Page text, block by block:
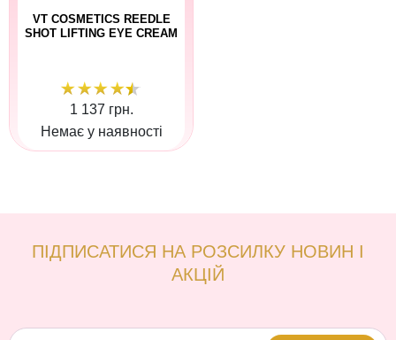
VT COSMETICS REEDLE
SHOT LIFTING EYE CREAM
1 137 грн.
Немає у наявності
ПІДПИСАТИСЯ НА РОЗСИЛКУ НОВИН І
АКЦІЙ